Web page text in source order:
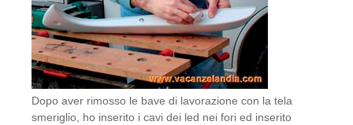
Dopo aver rimosso le bave di lavorazione con la tela
smeriglio, ho inserito i cavi dei led nei fori ed inserito